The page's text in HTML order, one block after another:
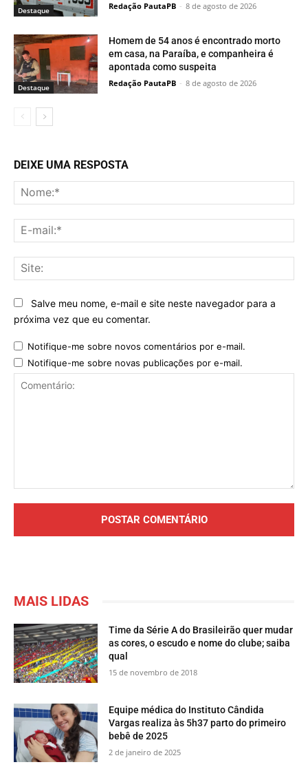
Destaque Redação PautaPB - 8 de agosto de 2026
Destaque
Homem de 54 anos é encontrado morto
em casa, na Paraíba, e companheira é
apontada como suspeita
Redação PautaPB - 8 de agosto de 2026
DEIXE UMA RESPOSTA
Salve meu nome, e-mail e site neste navegador para a
próxima vez que eu comentar.
Notifique-me sobre novos comentários por e-mail.
Notifique-me sobre novas publicações por e-mail.
MAIS LIDAS
Time da Série A do Brasileirão quer mudar
as cores, o escudo e nome do clube; saiba
qual
15 de novembro de 2018
Equipe médica do Instituto Cândida
Vargas realiza às 5h37 parto do primeiro
bebê de 2025
2 de janeiro de 2025